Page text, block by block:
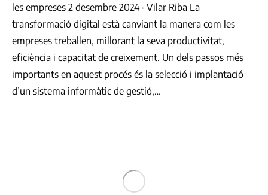
les empreses 2 desembre 2024 · Vilar Riba La
transformació digital està canviant la manera com les
empreses treballen, millorant la seva productivitat,
eficiència i capacitat de creixement. Un dels passos més
importants en aquest procés és la selecció i implantació
d’un sistema informàtic de gestió,…